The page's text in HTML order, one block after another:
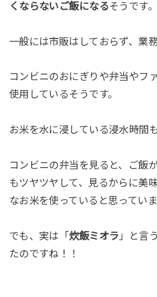
くならないご飯になるそうです。
一般には市販はしておらず、業
コンビニのおにぎりや弁当やフ
使用しているそうです。
お米を水に浸している浸水時間
コンビニの弁当を見ると、ご飯
もツヤツヤして、見るからに美
なお米を使っていると思っていま
でも、実は「炊飯ミオラ 」と言
たのですね！！